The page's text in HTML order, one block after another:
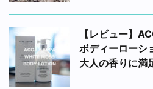
【レビュー】
ボディーローシ
大人の香りに満